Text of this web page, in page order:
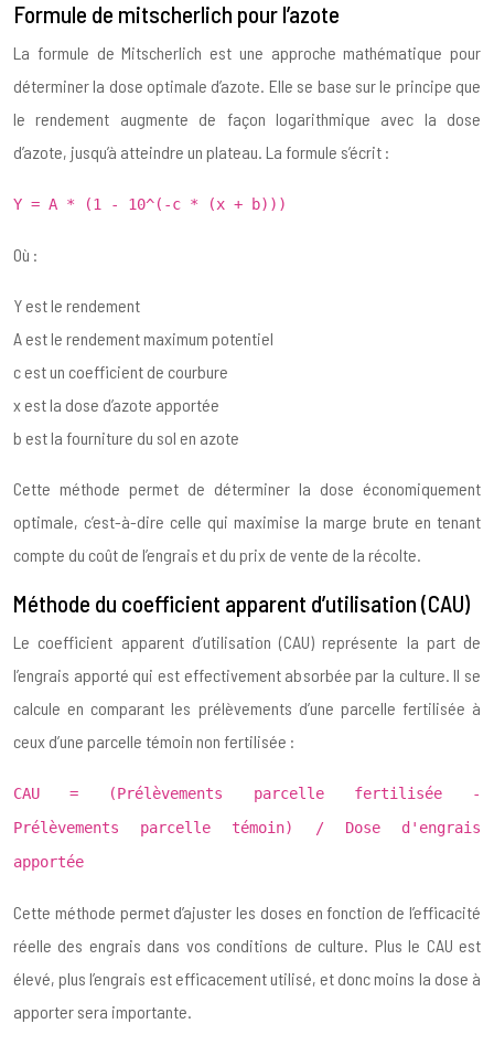
Formule de mitscherlich pour l’azote
La formule de Mitscherlich est une approche mathématique pour
déterminer la dose optimale d’azote. Elle se base sur le principe que
le rendement augmente de façon logarithmique avec la dose
d’azote, jusqu’à atteindre un plateau. La formule s’écrit :
Y = A * (1 - 10^(-c * (x + b)))
Où :
Y est le rendement
A est le rendement maximum potentiel
c est un coefficient de courbure
x est la dose d’azote apportée
b est la fourniture du sol en azote
Cette méthode permet de déterminer la dose économiquement
optimale, c’est-à-dire celle qui maximise la marge brute en tenant
compte du coût de l’engrais et du prix de vente de la récolte.
Méthode du coefficient apparent d’utilisation (CAU)
Le coefficient apparent d’utilisation (CAU) représente la part de
l’engrais apporté qui est effectivement absorbée par la culture. Il se
calcule en comparant les prélèvements d’une parcelle fertilisée à
ceux d’une parcelle témoin non fertilisée :
CAU = (Prélèvements parcelle fertilisée -
Prélèvements parcelle témoin) / Dose d'engrais
apportée
Cette méthode permet d’ajuster les doses en fonction de l’efficacité
réelle des engrais dans vos conditions de culture. Plus le CAU est
élevé, plus l’engrais est efficacement utilisé, et donc moins la dose à
apporter sera importante.